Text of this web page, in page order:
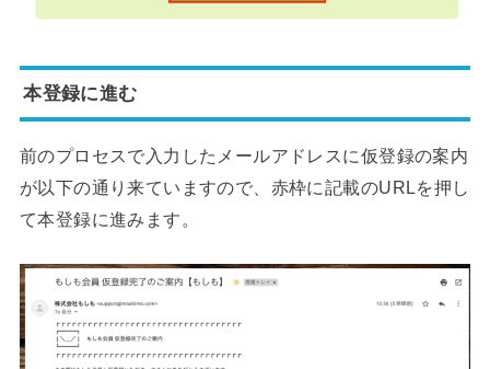
本登録に進む
前のプロセスで入力したメールアドレスに仮登録の案内
が以下の通り来ていますので、赤枠に記載のURLを押し
て本登録に進みます。